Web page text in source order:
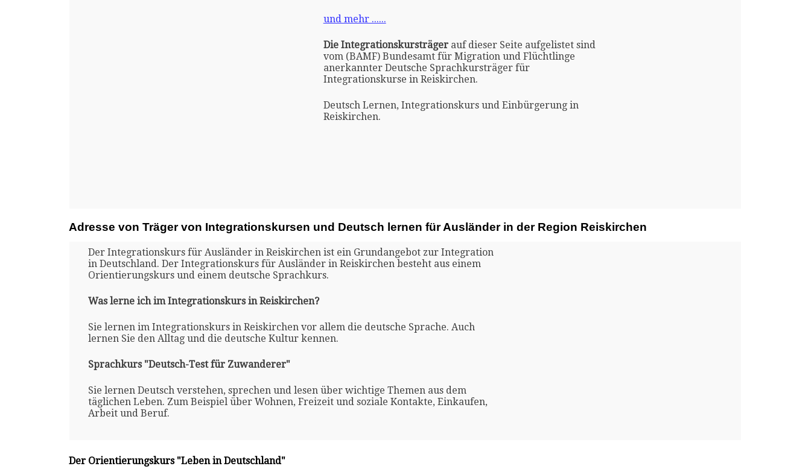
und mehr ......
Die Integrationskursträgerauf dieser Seite aufgelistet sind
vom (BAMF) Bundesamt für Migration und Flüchtlinge
anerkannter Deutsche Sprachkursträger für
Integrationskurse in Reiskirchen.
Deutsch Lernen, Integrationskurs und Einbürgerung in
Reiskirchen.
Adresse von Träger von Integrationskursen und Deutsch lernen für Ausländer in der Region Reiskirchen
Der Integrationskurs für Ausländer in Reiskirchen ist ein Grundangebot zur Integration
in Deutschland. Der Integrationskurs für Ausländer in Reiskirchen besteht aus einem
Orientierungskurs und einem deutsche Sprachkurs.
Was lerne ich im Integrationskurs in Reiskirchen?
Sie lernen im Integrationskurs in Reiskirchen vor allem die deutsche Sprache. Auch
lernen Sie den Alltag und die deutsche Kultur kennen.
Sprachkurs "Deutsch-Test für Zuwanderer"
Sie lernen Deutsch verstehen, sprechen und lesen über wichtige Themen aus dem
täglichen Leben. Zum Beispiel über Wohnen, Freizeit und soziale Kontakte, Einkaufen,
Arbeit und Beruf.
Der Orientierungskurs "Leben in Deutschland"